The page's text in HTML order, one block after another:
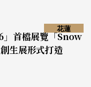
」首檔展覽「Snow
生展形式打造
花蓮